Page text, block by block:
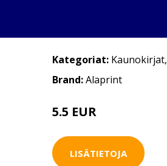
Kategoriat: Kaunokirjat,
Brand:Alaprint
5.5 EUR
LISÄTIETOJA